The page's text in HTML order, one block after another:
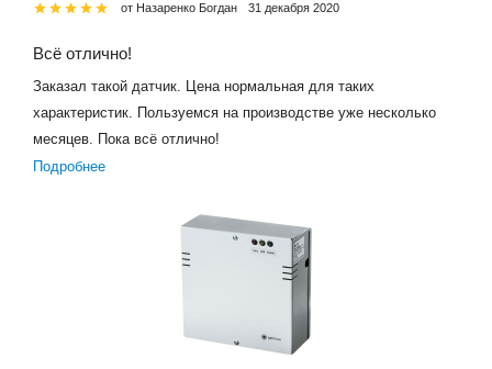
от Назаренко Богдан 31 декабря 2020
Всё отлично!
Заказал такой датчик. Цена нормальная для таких
характеристик. Пользуемся на производстве уже несколько
месяцев. Пока всё отлично!
Подробнее